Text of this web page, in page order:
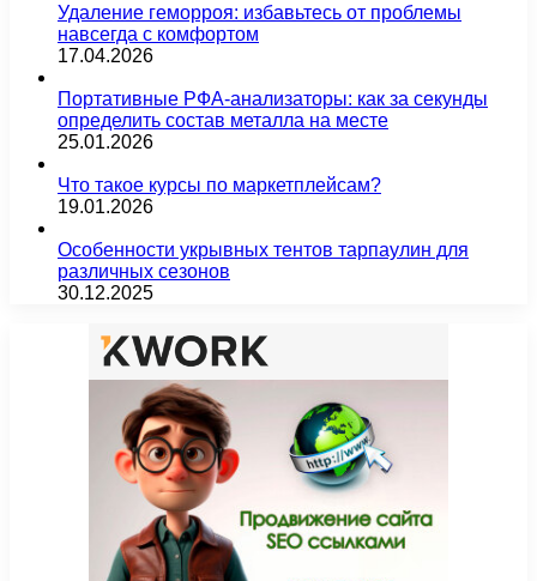
Удаление геморроя: избавьтесь от проблемы
навсегда с комфортом
17.04.2026
Портативные РФА-анализаторы: как за секунды
определить состав металла на месте
25.01.2026
Что такое курсы по маркетплейсам?
19.01.2026
Особенности укрывных тентов тарпаулин для
различных сезонов
30.12.2025